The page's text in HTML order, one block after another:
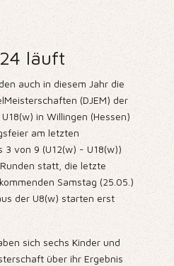
läuft
auch in diesem Jahr die
(DJEM) der
in Willingen (Hessen)
am letzten
3 von 9 (U12(w) - U18(w))
statt, die letzte
Samstag (25.05.)
der U8(w) starten erst
sich sechs Kinder und
über ihr Ergebnis